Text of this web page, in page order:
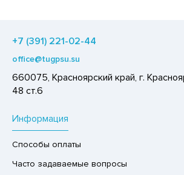
СОДА
ОРЕХИ, ГРИБЫ
ШОКОЛАДНЫЕ БАТОНЧИКИ,
Информация
Способы оплаты
Часто задаваемые вопросы
+7 (391) 221-02-44
office@tugpsu.su
660075, Красноярский край, г.
48 ст.6